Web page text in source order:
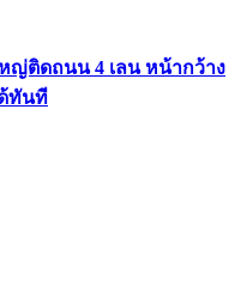
ญ่ติดถนน 4 เลน หน้ากว้าง
ทันที